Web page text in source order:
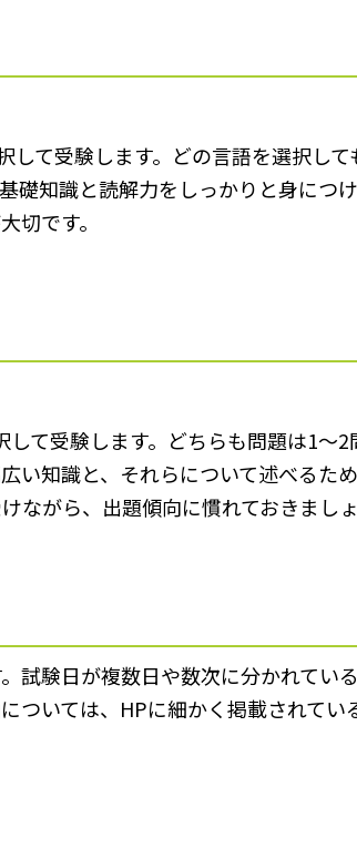
て受験します。どの言語を選択し
礎知識と読解力をしっかりと身につ
切です。
て受験します。どちらも問題は1～
い知識と、それらについて述べるた
ながら、出題傾向に慣れておきまし
試験日が複数日や数次に分かれてい
ついては、HPに細かく掲載されて